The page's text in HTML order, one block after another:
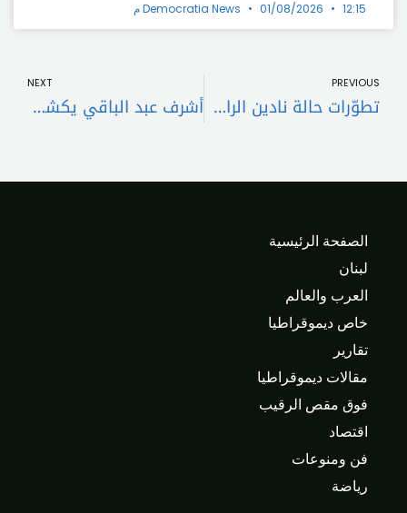
Democratia News 01/08/2026 12:15 م
PREVIOUS
تطوّرات حالة نادين الراسي الصحيّة… ووالدتها في المستشفى أيضاً
NEXT
أشرف عبد الباقي يكشف شخصيته في “جولة أخيرة”
الصفحة الرئيسية
لبنان
العرب والعالم
خاص ديموقراطيا
تقارير
مقالات ديموقراطيا
فوق مقص الرقيب
اقتصاد
فن ومنوعات
رياضة